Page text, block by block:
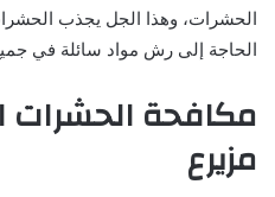
الحشرات، وهذا الجل يجذب
الحاجة إلى رش مواد سائلة في
مكافحة
مزيرع